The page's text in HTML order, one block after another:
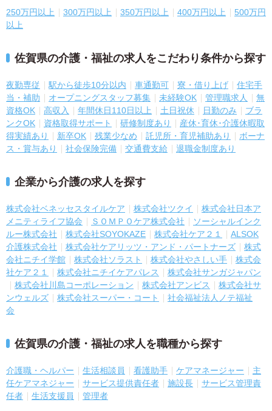
250万円以上 300万円以上 350万円以上 400万円以上
500万円
以上
佐賀県の介護・福祉の求人をこだわり条件から探す
夜勤専従 駅から徒歩10分以内 車通勤可 寮・借り上げ
住宅手
当・補助
オープニングスタッフ募集 未経験OK 管理職求人
無
資格OK
高収入 年間休日110日以上 土日祝休 日勤のみ
ブラ
ンクOK
資格取得サポート 研修制度あり
産休･育休･介護休暇取
得実績あり
新卒OK 残業少なめ 託児所・育児補助あり
ボーナ
ス・賞与あり
社会保険完備 交通費支給 退職金制度あり
企業から介護の求人を探す
株式会社ベネッセスタイルケア 株式会社ツクイ
株式会社日本ア
メニティライフ協会
ＳＯＭＰＯケア株式会社
ソーシャルインク
ルー株式会社
株式会社SOYOKAZE 株式会社ケア２１
ALSOK
介護株式会社
株式会社ケアリッツ・アンド・パートナーズ
株式
会社ニチイ学館
株式会社ソラスト 株式会社やさしい手
株式会
社ケア２１
株式会社ニチイケアパレス
株式会社サンガジャパン
株式会社川島コーポレーション
株式会社アンビス
株式会社サ
ンウェルズ
株式会社スーパー・コート
社会福祉法人ノテ福祉
会
佐賀県の介護・福祉の求人を職種から探す
介護職・ヘルパー 生活相談員 看護助手 ケアマネージャー
主
任ケアマネジャー
サービス提供責任者 施設長
サービス管理責
任者
生活支援員 管理者